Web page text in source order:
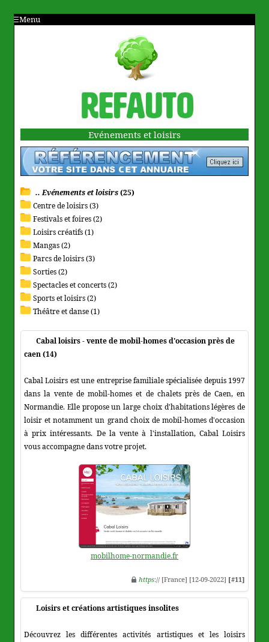
Menu
Evénements et loisirs
.. Evénements et loisirs(25)
Centre de loisirs (3)
Festivals et foires (2)
Loisirs créatifs (1)
Mangas (2)
Parcs de loisirs (3)
Sorties (2)
Spectacles et concerts (2)
Sports et loisirs (2)
Théâtre et danse (1)
Cabal loisirs - vente de mobil-homes d'occasion près de
caen (14)
Cabal Loisirs est une entreprise familiale spécialisée depuis 1997
dans la vente de mobil-homes et de chalets près de Caen, en
Normandie. Elle propose un large choix d'habitations légères de
loisir et notamment un grand choix de mobil-homes d'occasion
à prix intéressants. De la vente à l'installation, Cabal Loisirs
vous accompagne dans votre projet.
mobilhome-normandie.fr
https:// [France] [12-09-2022] [#11]
Loisirs et créations artistiques insolites
Découvrez les différentes activités artistiques et les loisirs